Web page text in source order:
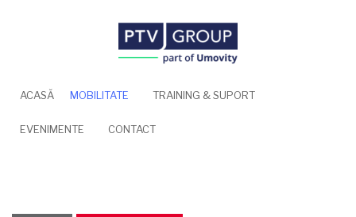
ACASĂ MOBILITATE TRAINING & SUPORT
EVENIMENTE CONTACT